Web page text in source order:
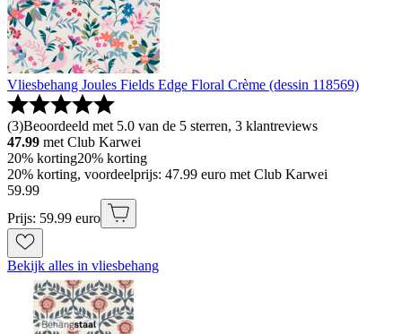
Vliesbehang Joules Fields Edge Floral Crème (dessin 118569)
(3)Beoordeeld met 5.0 van de 5 sterren, 3 klantreviews
47.99 met Club Karwei
20% korting20% korting
20% korting, voordeelprijs: 47.99 euro met Club Karwei
59.99
Prijs: 59.99 euro
Bekijk alles in vliesbehang